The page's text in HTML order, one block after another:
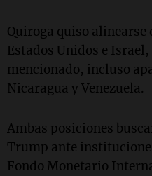
Quiroga quiso alinearse
Estados Unidos e
mencionado, incluso
Nicaragua y Venezuela.
Ambas posiciones
Trump ante
Fondo Monetario